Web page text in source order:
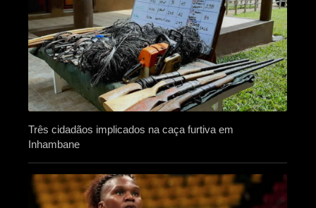
Três cidadãos implicados na caça furtiva em
Inhambane